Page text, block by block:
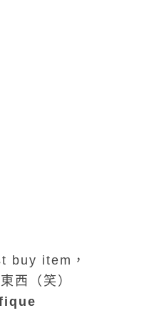
buy item，
西（笑）